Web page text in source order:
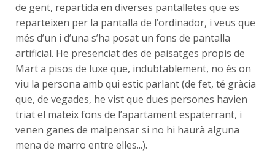
de gent, repartida en diverses pantalletes que es
reparteixen per la pantalla de l’ordinador, i veus que
més d’un i d’una s’ha posat un fons de pantalla
artificial. He presenciat des de paisatges propis de
Mart a pisos de luxe que, indubtablement, no és on
viu la persona amb qui estic parlant (de fet, té gràcia
que, de vegades, he vist que dues persones havien
triat el mateix fons de l’apartament espaterrant, i
venen ganes de malpensar si no hi haurà alguna
mena de marro entre elles...).